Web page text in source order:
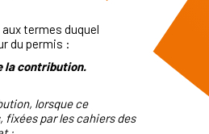
aux termes duquel
du permis :
la contribution.
lorsque ce
par les cahiers des